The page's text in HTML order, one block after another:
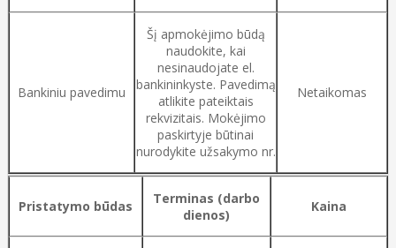
Bankiniu pavedimu
Šį apmokėjimo būdą
naudokite, kai
nesinaudojate el.
bankininkyste. Pavedimą
atlikite pateiktais
rekvizitais. Mokėjimo
paskirtyje būtinai
nurodykite užsakymo nr.
Netaikomas
Pristatymo būdas
Terminas (darbo
dienos)
Kaina